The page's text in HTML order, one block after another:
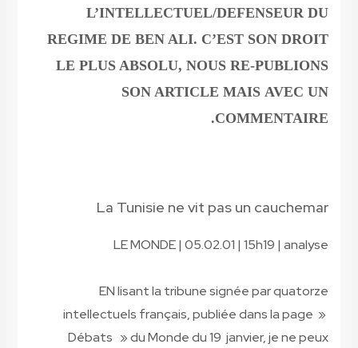
L’INTELLECTUEL/DEFENSEUR DU
REGIME DE BEN ALI. C’EST SON DROIT
LE PLUS ABSOLU, NOUS RE-PUBLIONS
SON ARTICLE MAIS AVEC UN
COMMENTAIRE.
La Tunisie ne vit pas un cauchemar
LE MONDE | 05.02.01 | 15h19 | analyse
EN lisant la tribune signée par quatorze
intellectuels français, publiée dans la page »
Débats » du Monde du 19 janvier, je ne peux